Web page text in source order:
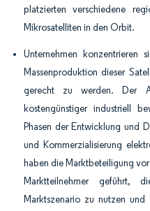
platzierten verschiedene
Mikrosatelliten in den Orbit.
Unternehmen konzentrieren
Massenproduktion dieser
gerecht zu werden. Der
kostengünstiger industriell
Phasen der Entwicklung und
und Kommerzialisierung
haben die Marktbeteiligung
Marktteilnehmer geführt,
Marktszenario zu nutzen und